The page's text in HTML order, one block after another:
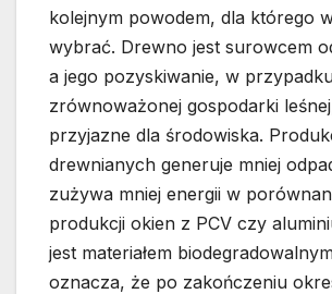
kolejnym powodem, dla którego
wybrać. Drewno jest surowcem
a jego pozyskiwanie, w
zrównoważonej gospodarki
przyjazne dla środowiska.
drewnianych generuje mniej
zużywa mniej energii w
produkcji okien z PCV czy
jest materiałem
oznacza, że po zakończeniu